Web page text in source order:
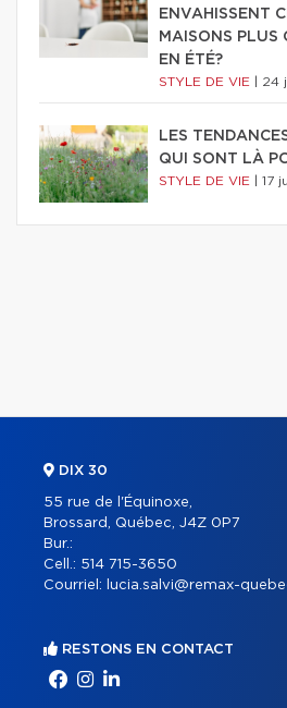
ENVAHISSENT
MAISONS PLUS
EN ÉTÉ?
STYLE DE VIE 24
LES
QUI SONT LÀ
STYLE DE VIE 17
DIX 30
55 rue de l'Équinoxe,
Brossard, Québec, J4Z 0P7
Bur.:
Cell.: 514 715-3650
Courriel:
lucia.salvi@remax-
RESTONS EN CONTACT